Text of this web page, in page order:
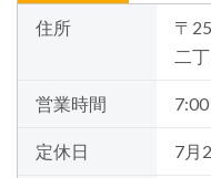
住所
〒
二
営業時間
定休日 7月